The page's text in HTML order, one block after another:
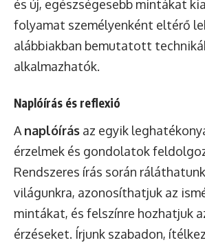
és új, egészségesebb mintákat
folyamat személyenként eltérő
alábbiakban bemutatott
alkalmazhatók.
Naplóírás és reflexió
A naplóírás az egyik
érzelmek és gondolatok
Rendszeres írás során
világunkra, azonosíthatjuk az
mintákat, és felszínre hozhatjuk
érzéseket. Írjunk szabadon,